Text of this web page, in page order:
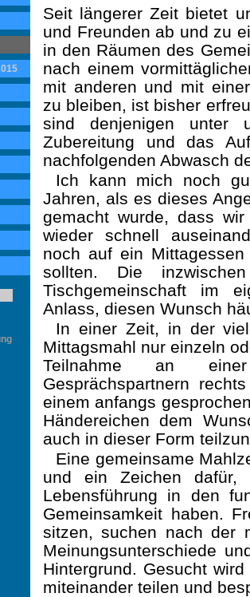
Seit längerer Zeit bietet
und Freunden ab und zu
in den Räumen des
nach einem
mit anderen und mit
zu bleiben, ist bisher
sind denjenigen
Zubereitung und das
nachfolgenden Abwasch
Ich kann mich noch
Jahren, als es dieses
gemacht wurde, dass
wieder schnell
noch auf ein
sollten. Die
Tischgemeinschaft im
Anlass, diesen Wunsch
In einer Zeit, in der
Mittagsmahl nur einzeln
Teilnahme an
Gesprächspartnern
einem anfangs
Händereichen dem
auch in dieser Form
Eine gemeinsame
und ein Zeichen dafür,
Lebensführung in den
Gemein­samkeit haben.
sitzen, suchen nach der
Meinungsunterschiede
Hintergrund. Gesucht
miteinander teilen und